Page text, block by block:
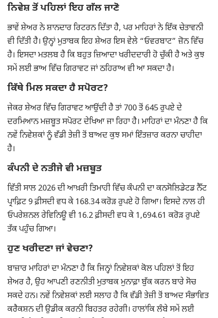
ਨਿਵੇਸ਼ ਤੋਂ ਪਹਿਲਾਂ ਇਹ ਗੱਲ ਜਾਣੋ
ਭਾਵੇਂ ਸ਼ੇਅਰ ਨੇ ਸ਼ਾਨਦਾਰ ਰਿਟਰਨ ਦਿੱਤਾ ਹੈ, ਪਰ ਮਾਹਿਰਾਂ ਨੇ ਇੱਕ ਚੇਤਾਵਨੀ
ਵੀ ਦਿੱਤੀ ਹੈ। ਉਨ੍ਹਾਂ ਮੁਤਾਬਕ ਇਹ ਸ਼ੇਅਰ ਇਸ ਵੇਲੇ “ਓਵਰਬਾਟ” ਜ਼ੋਨ ਵਿੱਚ
ਹੈ। ਇਸਦਾ ਮਤਲਬ ਹੈ ਕਿ ਬਹੁਤ ਜ਼ਿਆਦਾ ਖਰੀਦਦਾਰੀ ਹੋ ਚੁੱਕੀ ਹੈ ਅਤੇ ਕੁਝ
ਸਮੇਂ ਲਈ ਭਾਅ ਵਿੱਚ ਗਿਰਾਵਟ ਜਾਂ ਠਹਿਰਾਅ ਵੀ ਆ ਸਕਦਾ ਹੈ।
ਕਿੱਥੇ ਮਿਲ ਸਕਦਾ ਹੈ ਸਪੋਰਟ?
ਜੇਕਰ ਸ਼ੇਅਰ ਵਿੱਚ ਗਿਰਾਵਟ ਆਉਂਦੀ ਹੈ ਤਾਂ 700 ਤੋਂ 645 ਰੁਪਏ ਦੇ
ਦਰਮਿਆਨ ਮਜ਼ਬੂਤ ਸਪੋਰਟ ਦੇਖਿਆ ਜਾ ਰਿਹਾ ਹੈ। ਮਾਹਿਰਾਂ ਦਾ ਮੰਨਣਾ ਹੈ ਕਿ
ਨਵੇਂ ਨਿਵੇਸ਼ਕਾਂ ਨੂੰ ਵੱਡੀ ਤੇਜ਼ੀ ਤੋਂ ਬਾਅਦ ਕੁਝ ਸਮਾਂ ਇੰਤਜ਼ਾਰ ਕਰਨਾ ਚਾਹੀਦਾ
ਹੈ।
ਕੰਪਨੀ ਦੇ ਨਤੀਜੇ ਵੀ ਮਜ਼ਬੂਤ
ਵਿੱਤੀ ਸਾਲ 2026 ਦੀ ਆਖ਼ਰੀ ਤਿਮਾਹੀ ਵਿੱਚ ਕੰਪਨੀ ਦਾ ਕਨਸੋਲਿਡੇਟਡ ਨੈੱਟ
ਪ੍ਰਾਫ਼ਿਟ 9 ਫ਼ੀਸਦੀ ਵਧ ਕੇ 168.34 ਕਰੋੜ ਰੁਪਏ ਹੋ ਗਿਆ। ਇਸਦੇ ਨਾਲ ਹੀ
ਓਪਰੇਸ਼ਨਲ ਰੇਵਿਨਿਊ ਵੀ 16.2 ਫ਼ੀਸਦੀ ਵਧ ਕੇ 1,694.61 ਕਰੋੜ ਰੁਪਏ
ਤੱਕ ਪਹੁੰਚ ਗਿਆ।
ਹੁਣ ਖਰੀਦਣਾ ਜਾਂ ਵੇਚਣਾ?
ਬਾਜ਼ਾਰ ਮਾਹਿਰਾਂ ਦਾ ਮੰਨਣਾ ਹੈ ਕਿ ਜਿਨ੍ਹਾਂ ਨਿਵੇਸ਼ਕਾਂ ਕੋਲ ਪਹਿਲਾਂ ਤੋਂ ਇਹ
ਸ਼ੇਅਰ ਹੈ, ਉਹ ਆਪਣੀ ਰਣਨੀਤੀ ਮੁਤਾਬਕ ਮੁਨਾਫ਼ਾ ਬੁੱਕ ਕਰਨ ਬਾਰੇ ਸੋਚ
ਸਕਦੇ ਹਨ। ਨਵੇਂ ਨਿਵੇਸ਼ਕਾਂ ਲਈ ਸਲਾਹ ਹੈ ਕਿ ਵੱਡੀ ਤੇਜ਼ੀ ਤੋਂ ਬਾਅਦ ਸੰਭਾਵਿਤ
ਕਰੈਕਸ਼ਨ ਦੀ ਉਡੀਕ ਕਰਨੀ ਬਿਹਤਰ ਰਹੇਗੀ। ਹਾਲਾਂਕਿ ਲੰਬੇ ਸਮੇਂ ਲਈ